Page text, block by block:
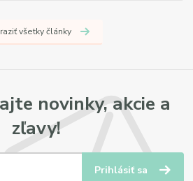
všetky články
novinky, akcie a
zľavy!
Prihlásiť sa